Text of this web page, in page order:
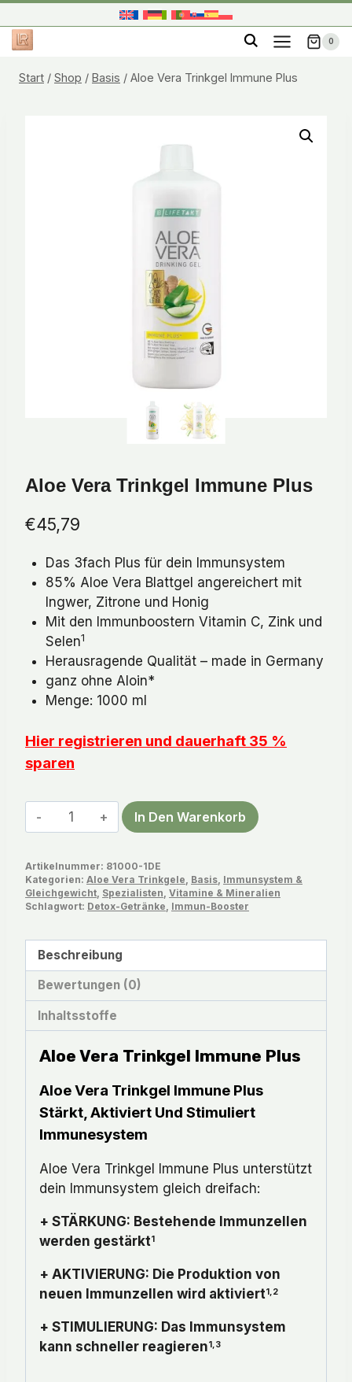
Inhalt
springen
0
Start / Shop / Basis / Aloe Vera Trinkgel Immune Plus
Aloe Vera Trinkgel Immune Plus
€45,79
Das 3fach Plus für dein Immunsystem
85% Aloe Vera Blattgel angereichert mit
Ingwer, Zitrone und Honig
Mit den Immunboostern Vitamin C, Zink und
Selen1
Herausragende Qualität – made in Germany
ganz ohne Aloin*
Menge: 1000 ml
Hier registrieren und dauerhaft 35 %
sparen
Aloe
Vera
Immune
Plus
Menge
In Den Warenkorb
Artikelnummer: 81000-1DE
Kategorien: Aloe Vera Trinkgele, Basis, Immunsystem &
Gleichgewicht, Spezialisten, Vitamine & Mineralien
Schlagwort: Detox-Getränke, Immun-Booster
Beschreibung
Bewertungen (0)
Inhaltsstoffe
Aloe Vera Trinkgel Immune Plus
Aloe Vera Trinkgel Immune Plus
Stärkt, Aktiviert Und Stimuliert
Immunesystem
Aloe Vera Trinkgel Immune Plus unterstützt
dein Immunsystem gleich dreifach:
+ STÄRKUNG: Bestehende Immunzellen
werden gestärkt1
+ AKTIVIERUNG: Die Produktion von
neuen Immunzellen wird aktiviert1,2
+ STIMULIERUNG: Das Immunsystem
kann schneller reagieren1,3